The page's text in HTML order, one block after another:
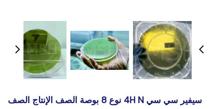
سيفير سي سي 4H N نوع 8 بوصة الصف الإنتاج الصف